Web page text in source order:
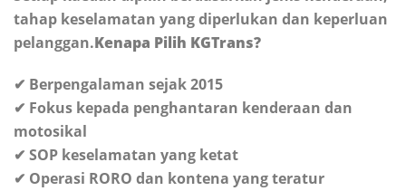
tahap keselamatan yang diperlukan dan keperluan
pelanggan.Kenapa Pilih KGTrans?
✔ Berpengalaman sejak 2015
✔ Fokus kepada penghantaran kenderaan dan
motosikal
✔ SOP keselamatan yang ketat
✔ Operasi RORO dan kontena yang teratur